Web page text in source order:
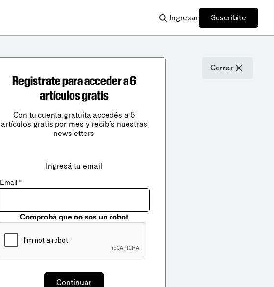
Ingresar Suscribite
Cerrar
Registrate para acceder a 6
artículos gratis
Con tu cuenta gratuita accedés a 6
artículos gratis por mes y recibís nuestras
newsletters
Ingresá tu email
Email *
Comprobá que no sos un robot